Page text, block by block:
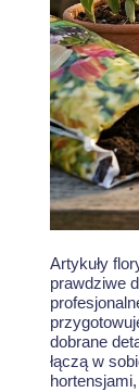
Artykuły
prawdziwe
dobrane
łączą w
hortensjami